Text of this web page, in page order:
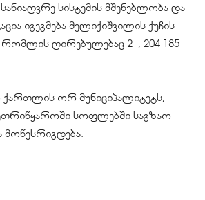
სისტემის მშენებლობა და
იგეგმება მელიქიშვილის ქუჩის
რომლის ღირებულებაც 2 , 204 185
ქართლის ორ მუნიციპალიტეტს,
სოფლებში საგზაო